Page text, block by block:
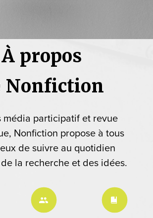
À propos
Nonfiction
média participatif et revue
Nonfiction propose à tous
de suivre au quotidien
la recherche et des idées.